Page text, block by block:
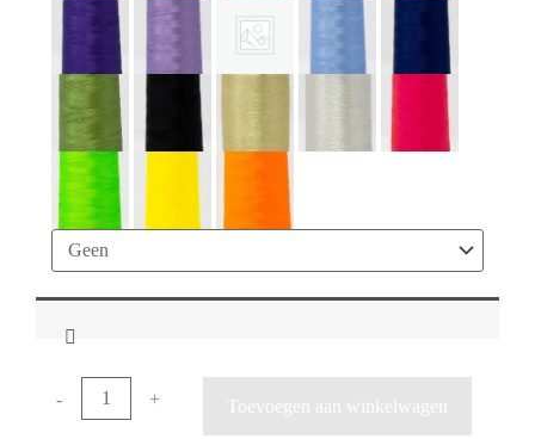
- + Toevoegen aan winkelwagen